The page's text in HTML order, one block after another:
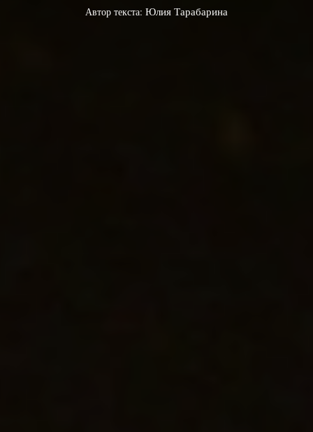
Автор текста: Юлия Тарабарина